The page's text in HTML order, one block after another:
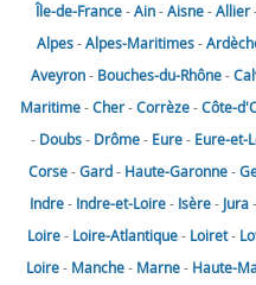
Île-de-France-Ain-Aisne-Allier
Alpes-Alpes-Maritimes-
Aveyron- Bouches-du-Rhône-
Maritime-Cher-Corrèze-Côte-
- Doubs- Drôme- Eure- Eure-et-
Corse-Gard- Haute-Garonne-
Indre- Indre-et-Loire- Isère- Jura-
Loire- Loire-Atlantique- Loiret-
Loire- Manche- Marne- Haute-